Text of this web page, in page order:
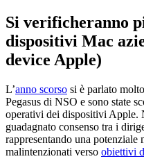
Si verificheranno
dispositivi Mac
device Apple)
L’anno scorso si è parlato
Pegasus di NSO e sono state
operativi dei dispositivi Apple.
guadagnato consenso tra i
rappresentando una potenziale
malintenzionati verso obiettivi